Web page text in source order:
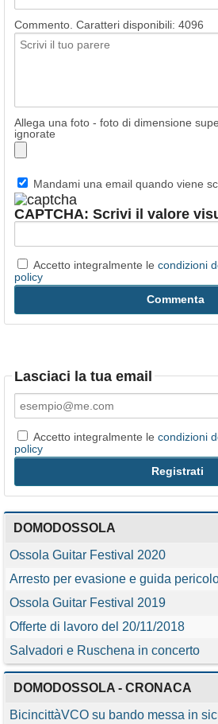
Commento. Caratteri disponibili: 4096
Allega una foto - foto di dimensione
ignorate
Mandami una email quando viene
CAPTCHA: Scrivi il valore
Accetto integralmente le condizioni
policy
Lasciaci la tua email
Accetto integralmente le condizioni
policy
DOMODOSSOLA
Ossola Guitar Festival 2020
Arresto per evasione e guida
Ossola Guitar Festival 2019
Offerte di lavoro del 20/11/2018
Salvadori e Ruschena in concerto
DOMODOSSOLA - CRONACA
BicincittàVCO su bando messa in